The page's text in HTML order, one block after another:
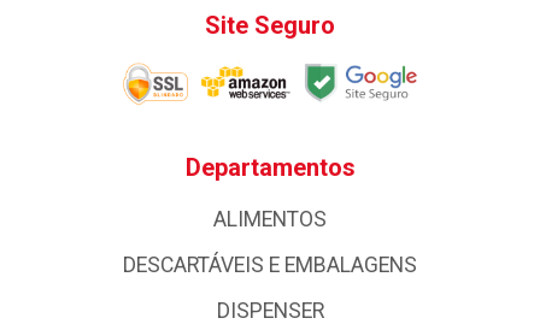
Site Seguro
Departamentos
ALIMENTOS
DESCARTÁVEIS E EMBALAGENS
DISPENSER